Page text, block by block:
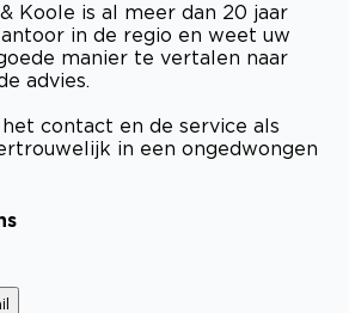
Koole is al meer dan 20 jaar
in de regio en weet uw
manier te vertalen naar
advies.
contact en de service als
in een ongedwongen